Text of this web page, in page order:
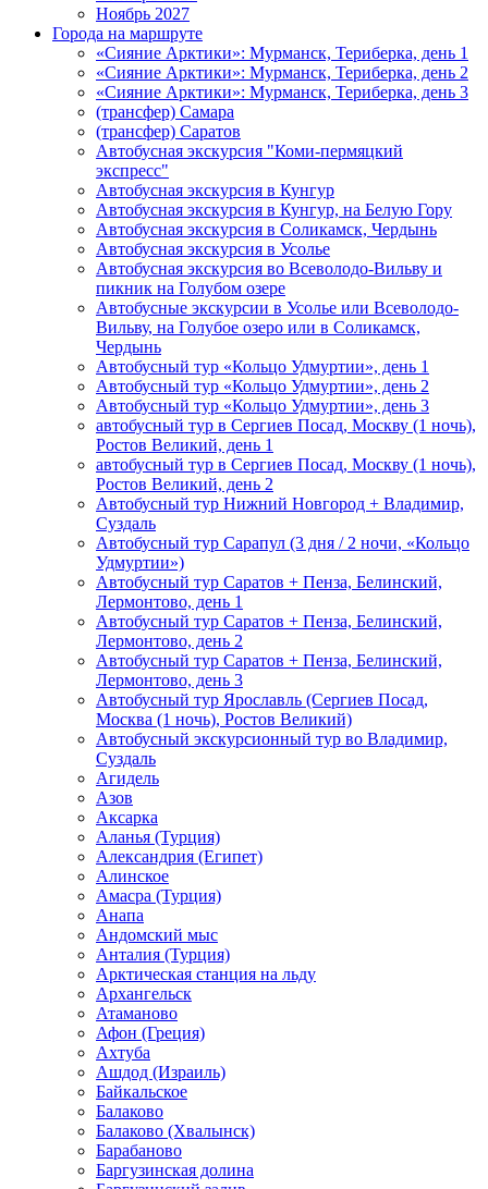
Ноябрь 2027
Города на маршруте
«Сияние Арктики»: Мурманск, Териберка, день 1
«Сияние Арктики»: Мурманск, Териберка, день 2
«Сияние Арктики»: Мурманск, Териберка, день 3
(трансфер) Самара
(трансфер) Саратов
Автобусная экскурсия "Коми-пермяцкий
экспресс"
Автобусная экскурсия в Кунгур
Автобусная экскурсия в Кунгур, на Белую Гору
Автобусная экскурсия в Соликамск, Чердынь
Автобусная экскурсия в Усолье
Автобусная экскурсия во Всеволодо-Вильву и
пикник на Голубом озере
Автобусные экскурсии в Усолье или Всеволодо-
Вильву, на Голубое озеро или в Соликамск,
Чердынь
Автобусный тур «Кольцо Удмуртии», день 1
Автобусный тур «Кольцо Удмуртии», день 2
Автобусный тур «Кольцо Удмуртии», день 3
автобусный тур в Сергиев Посад, Москву (1 ночь),
Ростов Великий, день 1
автобусный тур в Сергиев Посад, Москву (1 ночь),
Ростов Великий, день 2
Автобусный тур Нижний Новгород + Владимир,
Суздаль
Автобусный тур Сарапул (3 дня / 2 ночи, «Кольцо
Удмуртии»)
Автобусный тур Саратов + Пенза, Белинский,
Лермонтово, день 1
Автобусный тур Саратов + Пенза, Белинский,
Лермонтово, день 2
Автобусный тур Саратов + Пенза, Белинский,
Лермонтово, день 3
Автобусный тур Ярославль (Сергиев Посад,
Москва (1 ночь), Ростов Великий)
Автобусный экскурсионный тур во Владимир,
Суздаль
Агидель
Азов
Аксарка
Аланья (Турция)
Александрия (Египет)
Алинское
Амасра (Турция)
Анапа
Андомский мыс
Анталия (Турция)
Арктическая станция на льду
Архангельск
Атаманово
Афон (Греция)
Ахтуба
Ашдод (Израиль)
Байкальское
Балаково
Балаково (Хвалынск)
Барабаново
Баргузинская долина